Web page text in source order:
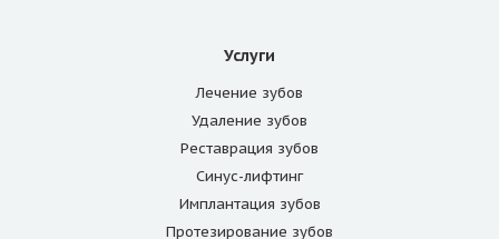
Услуги
Лечение зубов
Удаление зубов
Реставрация зубов
Синус-лифтинг
Имплантация зубов
Протезирование зубов